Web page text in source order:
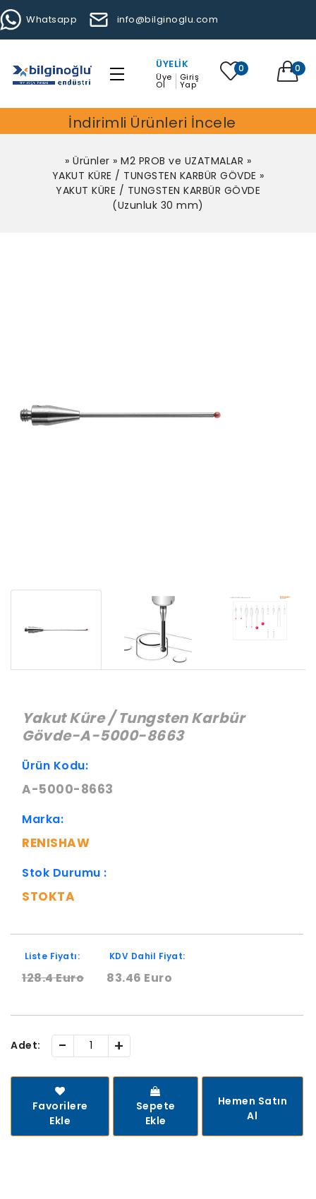
Whatsapp info@bilginoglu.com
ÜYELIK
Üye
Ol
Giriş
Yap
0 0
İndirimli Ürünleri İncele
» Ürünler » M2 PROB ve UZATMALAR »
YAKUT KÜRE / TUNGSTEN KARBÜR GÖVDE »
YAKUT KÜRE / TUNGSTEN KARBÜR GÖVDE
(Uzunluk 30 mm)
Yakut Küre / Tungsten Karbür
Gövde-A-5000-8663
Ürün Kodu:
A-5000-8663
Marka:
RENISHAW
Stok Durumu :
STOKTA
Liste Fiyatı:
128.4 Euro
KDV Dahil Fiyat:
83.46 Euro
Adet: - +
Favorilere
Ekle
Sepete
Ekle
Hemen Satın
Al